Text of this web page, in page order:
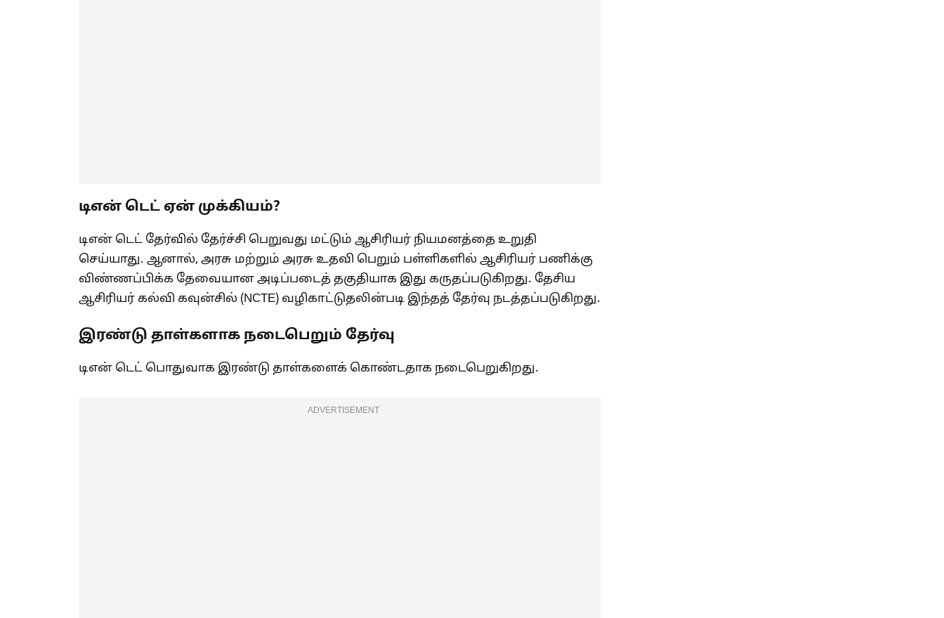
டிஎன் டெட் ஏன் முக்கியம்?
டிஎன் டெட் தேர்வில் தேர்ச்சி பெறுவது மட்டும் ஆசிரியர் நியமனத்தை உறுதி
செய்யாது. ஆனால், அரசு மற்றும் அரசு உதவி பெறும் பள்ளிகளில் ஆசிரியர் பணிக்கு
விண்ணப்பிக்க தேவையான அடிப்படைத் தகுதியாக இது கருதப்படுகிறது. தேசிய
ஆசிரியர் கல்வி கவுன்சில் (NCTE) வழிகாட்டுதலின்படி இந்தத் தேர்வு நடத்தப்படுகிறது.
இரண்டு தாள்களாக நடைபெறும் தேர்வு
டிஎன் டெட் பொதுவாக இரண்டு தாள்களைக் கொண்டதாக நடைபெறுகிறது.
ADVERTISEMENT